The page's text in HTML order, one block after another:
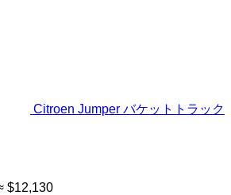
Citroen Jumper バケットトラック
$12,130